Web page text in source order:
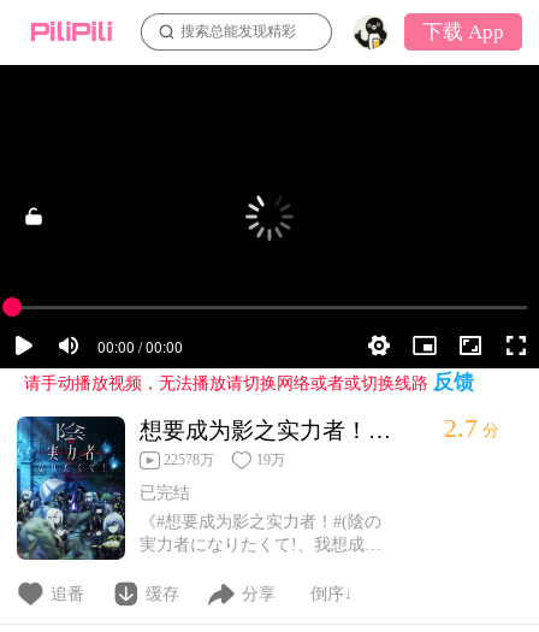
搜索总能发现精彩 下载 App
请手动播放视频，无法播放请切换网络或者或切换线路 反馈
想要成为影之实力者！第12集
22578万 19万
已完结
《#想要成为影之实力者！#(陰の
実力者になりたくて!、我想成为
东西插画的轻小说作品。近日，该
2.7 分
追番 缓存 分享 倒序↓